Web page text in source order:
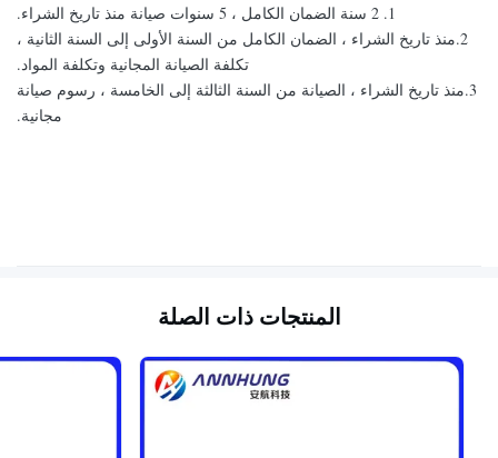
1. 2 سنة الضمان الكامل ، 5 سنوات صيانة منذ تاريخ الشراء.
2.منذ تاريخ الشراء ، الضمان الكامل من السنة الأولى إلى السنة الثانية ،
تكلفة الصيانة المجانية وتكلفة المواد.
3.منذ تاريخ الشراء ، الصيانة من السنة الثالثة إلى الخامسة ، رسوم صيانة
مجانية.
المنتجات ذات الصلة